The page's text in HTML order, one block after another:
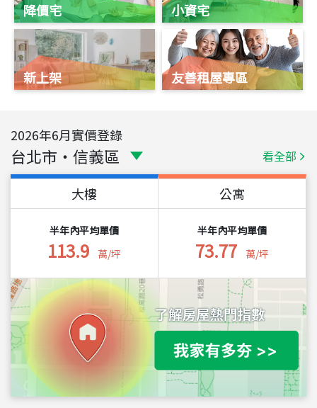
降價宅
新上架
小資宅
友善租屋專區
2026年6月實價登錄
台北市 ・ 信義區 看全部
大樓
半年內平均單價
113.9 萬/坪
公寓
半年內平均單價
73.77 萬/坪